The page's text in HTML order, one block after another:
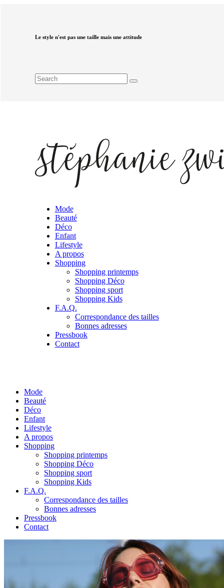
Le style n'est pas une taille mais une attitude
Mode
Beauté
Déco
Enfant
Lifestyle
A propos
Shopping
Shopping printemps
Shopping Déco
Shopping sport
Shopping Kids
F.A.Q.
Correspondance des tailles
Bonnes adresses
Pressbook
Contact
Mode
Beauté
Déco
Enfant
Lifestyle
A propos
Shopping
Shopping printemps
Shopping Déco
Shopping sport
Shopping Kids
F.A.Q.
Correspondance des tailles
Bonnes adresses
Pressbook
Contact